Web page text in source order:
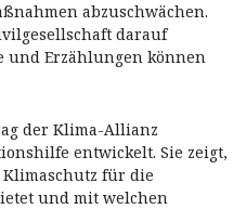
abzuschwächen.
darauf
und Erzählungen können
der Klima-Allianz
entwickelt. Sie zeigt,
für die
und mit welchen